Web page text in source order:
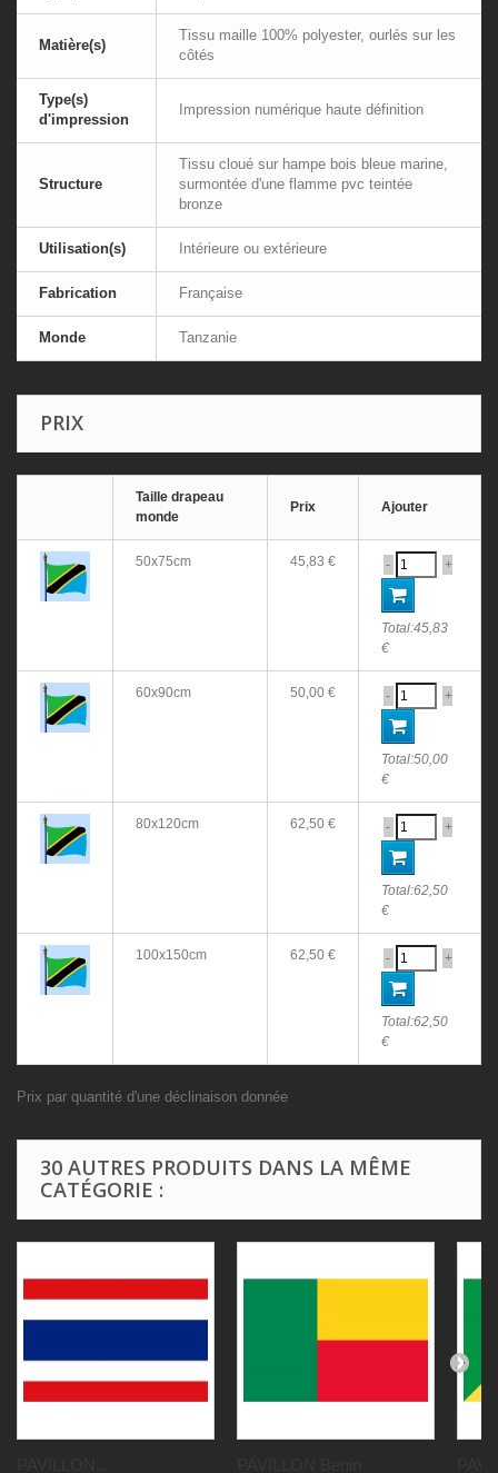
Matière(s)
Tissu maille 100% polyester, ourlés sur les
côtés
Type(s)
d'impression
Impression numérique haute définition
Structure
Tissu cloué sur hampe bois bleue marine,
surmontée d'une flamme pvc teintée
bronze
Utilisation(s) Intérieure ou extérieure
Fabrication Française
Monde Tanzanie
PRIX
Taille drapeau
monde
Prix Ajouter
50x75cm 45,83 € - +
Total:45,83
€
60x90cm 50,00 € - +
Total:50,00
€
80x120cm 62,50 € - +
Total:62,50
€
100x150cm 62,50 € - +
Total:62,50
€
Prix par quantité d'une déclinaison donnée
30 AUTRES PRODUITS DANS LA MÊME
CATÉGORIE :